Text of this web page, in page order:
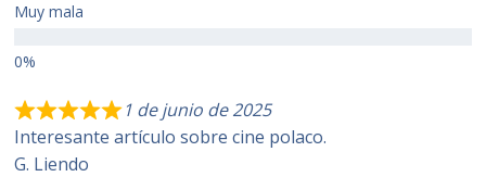
Muy mala
1 de junio de 2025
Interesante artículo sobre cine polaco.
G. Liendo